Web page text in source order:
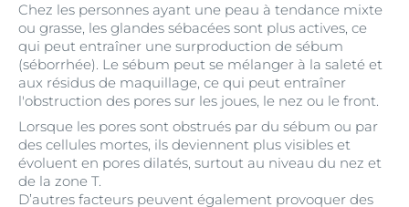
Chez les personnes ayant une peau à tendance mixte
ou grasse, les glandes sébacées sont plus actives, ce
qui peut entraîner une surproduction de sébum
(séborrhée). Le sébum peut se mélanger à la saleté et
aux résidus de maquillage, ce qui peut entraîner
l'obstruction des pores sur les joues, le nez ou le front.
Lorsque les pores sont obstrués par du sébum ou par
des cellules mortes, ils deviennent plus visibles et
évoluent en pores dilatés, surtout au niveau du nez et
de la zone T.
D’autres facteurs peuvent également provoquer des